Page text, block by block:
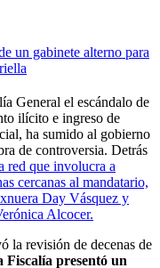
un gabinete alterno para
General el escándalo de
ilícito e ingreso de
ha sumido al gobierno
de controversia. Detrás
red que involucra a
cercanas al mandatario,
Day Vásquez y
Alcocer.
la revisión de decenas de
Fiscalía presentó un